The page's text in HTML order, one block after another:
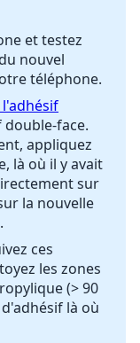
un commentaire
et testez
nouvel
téléphone.
l'adhésif
face.
appliquez
là où il y avait
sur
la nouvelle
ces
les zones
(> 90
là où